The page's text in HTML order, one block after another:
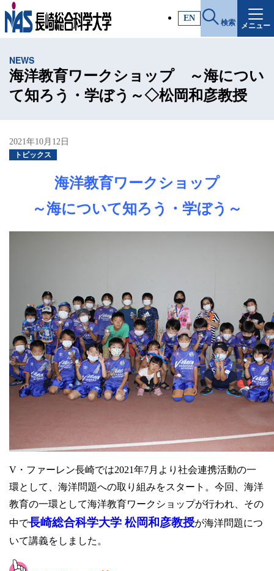
EN 検索 メニュー
施設・アクセス
入試情報
各種証明書
一般・社会人の方
学生・教職員の方
お問い合わせ
緊急時のお知らせ
お問い合わせフォーム
閉じる
NEWS
海洋教育ワークショップ ～海につい
て知ろう・学ぼう～◇松岡和彦教授
2021年10月12日
トピックス
海洋教育ワークショップ
～海について知ろう・学ぼう～
V・ファーレン長崎では2021年7月より社会連携活動の一
環として、海洋問題への取り組みをスタート。今回、海洋
教育の一環として海洋教育ワークショップが行われ、その
中で長崎総合科学大学 松岡和彦教授が海洋問題につ
いて講義をしました。